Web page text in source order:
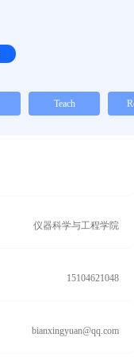
Teach
仪器科学与工程学院
15104621048
bianxingyuan@qq.com